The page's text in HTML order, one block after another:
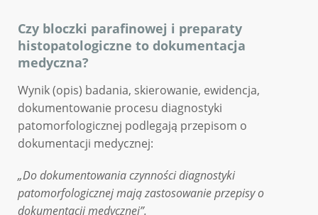
Czy bloczki parafinowej i preparaty
histopatologiczne to dokumentacja
medyczna?
Wynik (opis) badania, skierowanie, ewidencja,
dokumentowanie procesu diagnostyki
patomorfologicznej podlegają przepisom o
dokumentacji medycznej:
„Do dokumentowania czynności diagnostyki
patomorfologicznej mają zastosowanie przepisy o
dokumentacji medycznej”.